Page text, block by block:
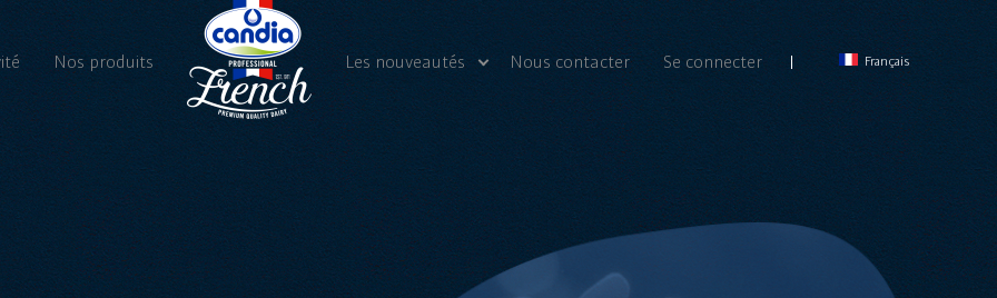
Nos produits Les nouveautés
Nos actualités
Vidéos
Nous contacter Se connecter Français